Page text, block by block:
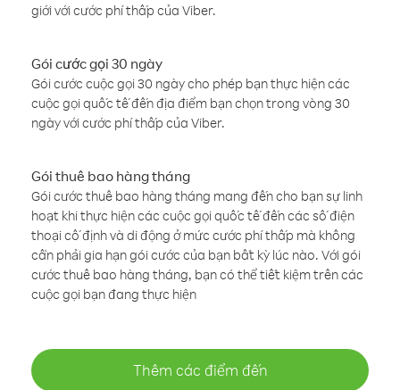
giới với cước phí thấp của Viber.
Gói cước gọi 30 ngày
Gói cước cuộc gọi 30 ngày cho phép bạn thực hiện các
cuộc gọi quốc tế đến địa điểm bạn chọn trong vòng 30
ngày với cước phí thấp của Viber.
Gói thuê bao hàng tháng
Gói cước thuê bao hàng tháng mang đến cho bạn sự linh
hoạt khi thực hiện các cuộc gọi quốc tế đến các số điện
thoại cố định và di động ở mức cước phí thấp mà không
cần phải gia hạn gói cước của bạn bất kỳ lúc nào. Với gói
cước thuê bao hàng tháng, bạn có thể tiết kiệm trên các
cuộc gọi bạn đang thực hiện
Thêm các điểm đến